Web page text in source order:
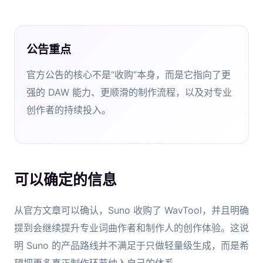
公告重点
官方公告的核心不是“收购”本身，而是它指向了更
强的 DAW 能力、更顺滑的制作流程，以及对专业
创作者的持续投入。
可以确定的信息
从官方文章可以确认，Suno 收购了 WavTool，并且明确
提到会继续提升专业词曲作者和制作人的创作体验。这说
明 Suno 的产品路线并不满足于只做轻量级生成，而是希